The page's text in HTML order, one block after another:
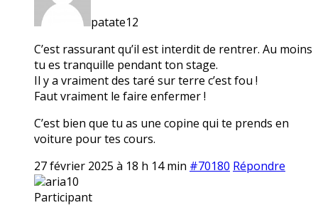
patate12
C’est rassurant qu’il est interdit de rentrer. Au moins
tu es tranquille pendant ton stage.
Il y a vraiment des taré sur terre c’est fou !
Faut vraiment le faire enfermer !
C’est bien que tu as une copine qui te prends en
voiture pour tes cours.
27 février 2025 à 18 h 14 min #70180 Répondre
aria10
Participant